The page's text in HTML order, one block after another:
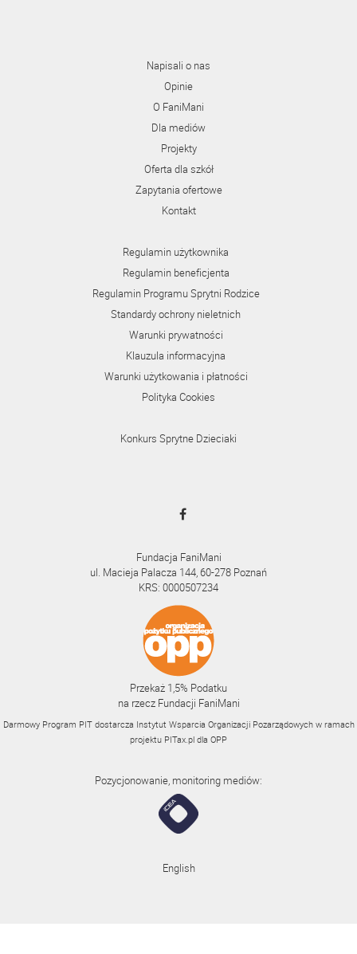
Napisali o nas
Opinie
O FaniMani
Dla mediów
Projekty
Oferta dla szkół
Zapytania ofertowe
Kontakt
Regulamin użytkownika
Regulamin beneficjenta
Regulamin Programu Sprytni Rodzice
Standardy ochrony nieletnich
Warunki prywatności
Klauzula informacyjna
Warunki użytkowania i płatności
Polityka Cookies
Konkurs Sprytne Dzieciaki
Fundacja FaniMani
ul. Macieja Palacza 144, 60-278 Poznań
KRS: 0000507234
Przekaż 1,5% Podatku
na rzecz Fundacji FaniMani
Darmowy Program PIT dostarcza Instytut Wsparcia Organizacji Pozarządowych w ramach
projektu PITax.pl dla OPP
Pozycjonowanie, monitoring mediów:
English